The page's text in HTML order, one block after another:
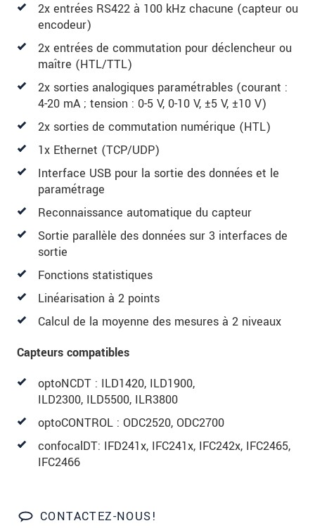
2x entrées RS422 à 100 kHz chacune (capteur ou
encodeur)
2x entrées de commutation pour déclencheur ou
maître (HTL/TTL)
2x sorties analogiques paramétrables (courant :
4-20 mA ; tension : 0-5 V, 0-10 V, ±5 V, ±10 V)
2x sorties de commutation numérique (HTL)
1x Ethernet (TCP/UDP)
Interface USB pour la sortie des données et le
paramétrage
Reconnaissance automatique du capteur
Sortie parallèle des données sur 3 interfaces de
sortie
Fonctions statistiques
Linéarisation à 2 points
Calcul de la moyenne des mesures à 2 niveaux
Capteurs compatibles
optoNCDT : ILD1420, ILD1900,
ILD2300, ILD5500, ILR3800
optoCONTROL : ODC2520, ODC2700
confocalDT: IFD241x, IFC241x, IFC242x, IFC2465,
IFC2466
CONTACTEZ-NOUS!